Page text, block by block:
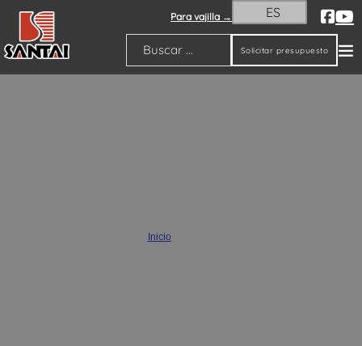
Para vajilla → ES
Buscar
Solicitar presupuesto
Inicio